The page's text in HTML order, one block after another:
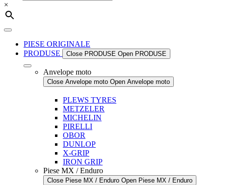
×
PIESE ORIGINALE
PRODUSE
Close PRODUSE Open PRODUSE
Anvelope moto
Close Anvelope moto Open Anvelope moto
PLEWS TYRES
METZELER
MICHELIN
PIRELLI
OBOR
DUNLOP
X-GRIP
IRON GRIP
Piese MX / Enduro
Close Piese MX / Enduro Open Piese MX / Enduro